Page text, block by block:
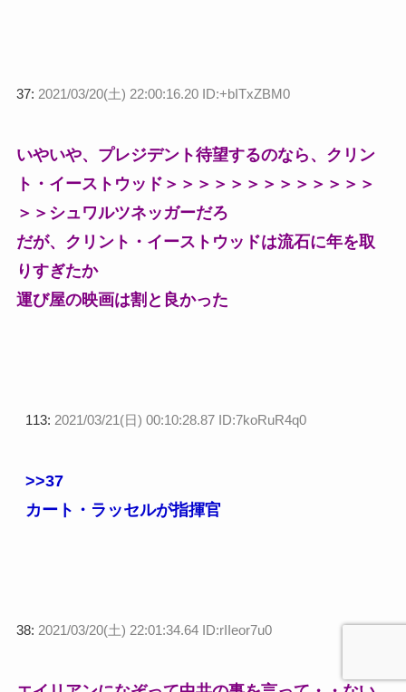
37: 2021/03/20(土) 22:00:16.20 ID:+bITxZBM0
いやいや、プレジデント待望するのなら、クリン
ト・イーストウッド＞＞＞＞＞＞＞＞＞＞＞＞＞
＞＞シュワルツネッガーだろ
だが、クリント・イーストウッドは流石に年を取
りすぎたか
運び屋の映画は割と良かった
113: 2021/03/21(日) 00:10:28.87 ID:7koRuR4q0
>>37
カート・ラッセルが指揮官
38: 2021/03/20(土) 22:01:34.64 ID:rIIeor7u0